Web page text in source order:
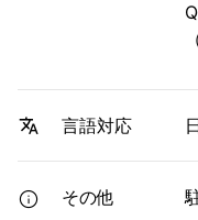
言語対応
その他